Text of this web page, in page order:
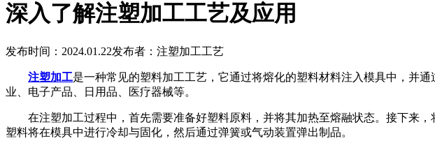
深入了解注塑加工工艺及应用
发布时间：2024.01.22发布者：注塑加工工艺
注塑加工是一种常见的塑料加工工艺，它通过将熔化的塑料材料注入模具中，并
业、电子产品、日用品、医疗器械等。
在注塑加工过程中，首先需要准备好塑料原料，并将其加热至熔融状态。接下来，
塑料将在模具中进行冷却与固化，然后通过弹簧或气动装置弹出制品。